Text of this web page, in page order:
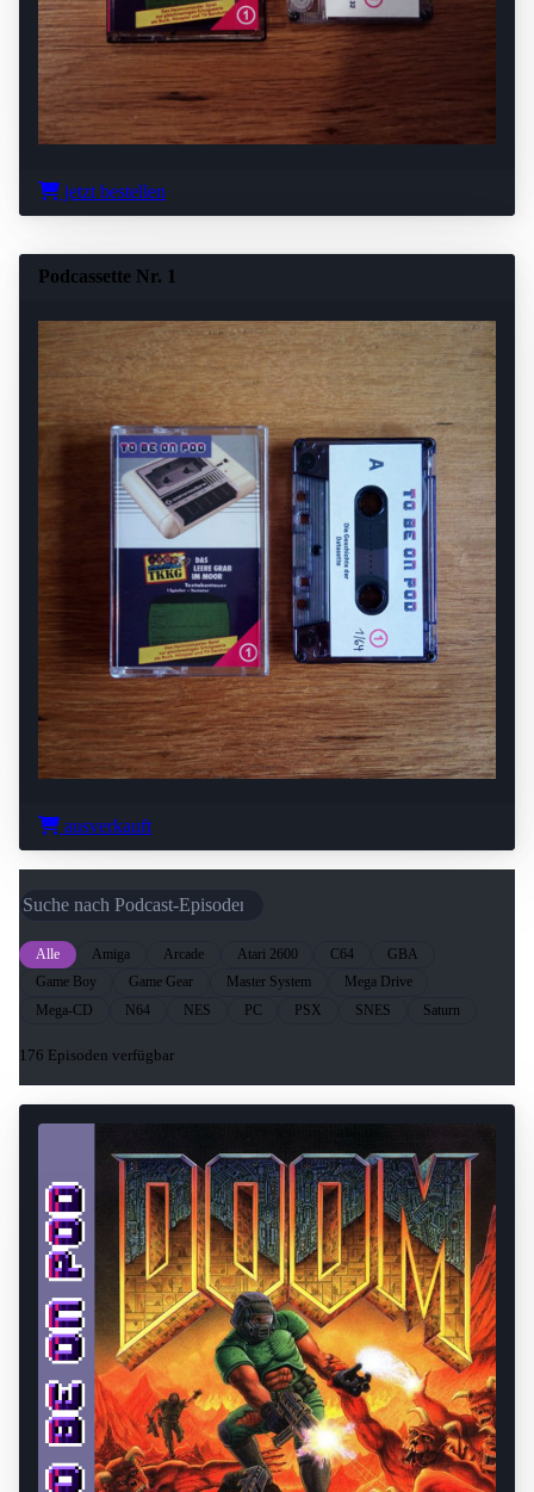
jetzt bestellen
Podcassette Nr. 1
ausverkauft
Alle Amiga Arcade Atari 2600 C64
GBA
Game Boy
Game Gear Master System
Mega Drive
Mega-CD
N64 NES PC PSX SNES Saturn
176 Episoden verfügbar